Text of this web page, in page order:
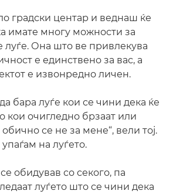
градски центар и веднаш ќе
имате многу можности за
Она што ве привлекува
е единствено за вас, а
е извонредно личен.
бара луѓе кои се чини дека ќе
кои очигледно брзаат или
се не за мене“, вели тој.
на луѓето.
обидував со секого, па
луѓето што се чини дека